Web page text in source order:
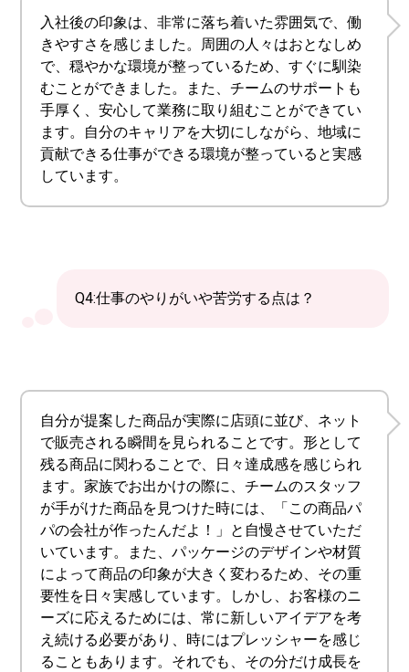
入社後の印象は、非常に落ち着いた雰囲気で、働
きやすさを感じました。周囲の人々はおとなしめ
で、穏やかな環境が整っているため、すぐに馴染
むことができました。また、チームのサポートも
手厚く、安心して業務に取り組むことができてい
ます。自分のキャリアを大切にしながら、地域に
貢献できる仕事ができる環境が整っていると実感
しています。
Q4:仕事のやりがいや苦労する点は？
自分が提案した商品が実際に店頭に並び、ネット
で販売される瞬間を見られることです。形として
残る商品に関わることで、日々達成感を感じられ
ます。家族でお出かけの際に、チームのスタッフ
が手がけた商品を見つけた時には、「この商品パ
パの会社が作ったんだよ！」と自慢させていただ
いています。また、パッケージのデザインや材質
によって商品の印象が大きく変わるため、その重
要性を日々実感しています。しかし、お客様のニ
ーズに応えるためには、常に新しいアイデアを考
え続ける必要があり、時にはプレッシャーを感じ
ることもあります。それでも、その分だけ成長を